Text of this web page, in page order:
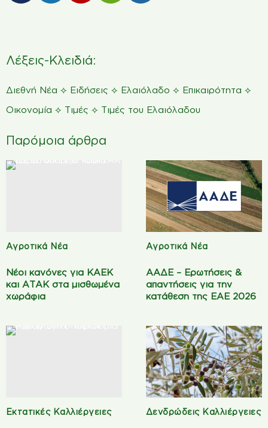
Λέξεις-Κλειδιά:
Διεθνή Νέα ⟡ Ειδήσεις ⟡ Ελαιόλαδο ⟡ Επικαιρότητα ⟡
Οικονομία ⟡ Τιμές ⟡ Τιμές του Ελαιόλαδου
Παρόμοια άρθρα
Αγροτικά Νέα
Νέοι κανόνες για ΚΑΕΚ
και ΑΤΑΚ στα μισθωμένα
χωράφια
Αγροτικά Νέα
ΑΑΔΕ – Ερωτήσεις &
απαντήσεις για την
κατάθεση της ΕΑΕ 2026
Εκτατικές Καλλιέργειες Δενδρώδεις Καλλιέργειες